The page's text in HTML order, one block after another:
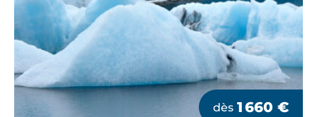
dès 1 660 €